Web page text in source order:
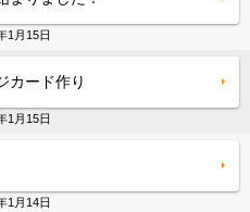
1月15日
カード作り
1月15日
1月14日